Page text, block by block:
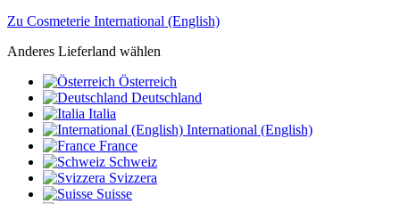
Zu Cosmeterie International (English)
Anderes Lieferland wählen
Österreich
Deutschland
Italia
International (English)
France
Schweiz
Svizzera
Suisse